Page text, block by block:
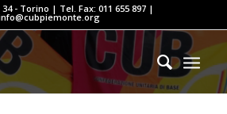
- Torino | Tel. Fax: 011 655 897 |